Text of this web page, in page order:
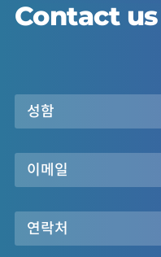
Contact us